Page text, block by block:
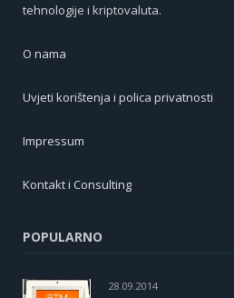
tehnologije i kriptovaluta.
O nama
Uvjeti korištenja i polica privatnosti
Impressum
Kontakt i Consulting
POPULARNO
28.09.2014